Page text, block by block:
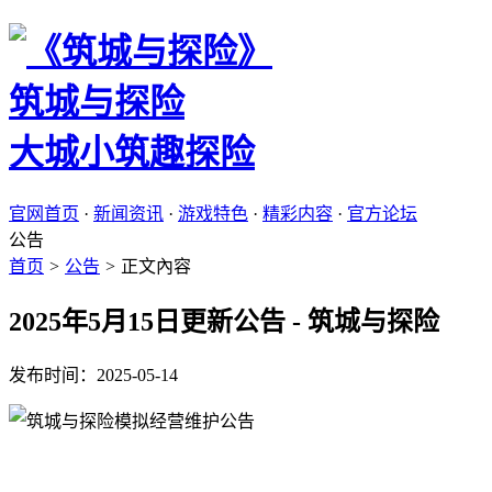
筑城与探险
大城小筑趣探险
官网首页 · 新闻资讯 · 游戏特色 · 精彩内容 · 官方论坛
公告
首页 > 公告 > 正文內容
2025年5月15日更新公告 - 筑城与探险
发布时间：2025-05-14